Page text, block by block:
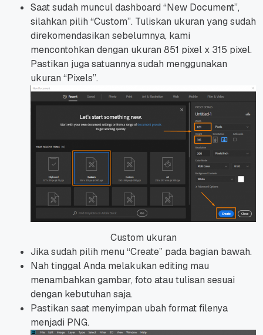
Saat sudah muncul dashboard “New Document”,
silahkan pilih “Custom”. Tuliskan ukuran yang sudah
direkomendasikan sebelumnya, kami
mencontohkan dengan ukuran 851 pixel x 315 pixel.
Pastikan juga satuannya sudah menggunakan
ukuran “Pixels”.
Custom ukuran
Jika sudah pilih menu “Create” pada bagian bawah.
Nah tinggal Anda melakukan editing mau
menambahkan gambar, foto atau tulisan sesuai
dengan kebutuhan saja.
Pastikan saat menyimpan ubah format filenya
menjadi PNG.